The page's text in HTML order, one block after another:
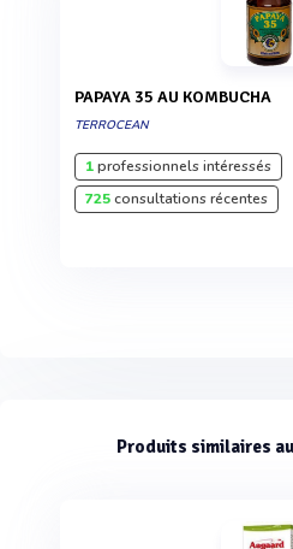
PAPAYA 35 AU KOMBUCHA
TERROCEAN
1professionnels intéressés
725consultations récentes
Produits similaires